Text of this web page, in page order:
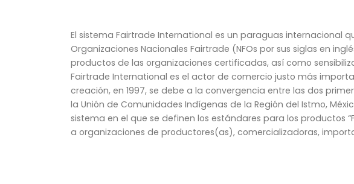
El sistema Fairtrade International es un paraguas internacional
Organizaciones Nacionales Fairtrade (NFOs por sus siglas en
productos de las organizaciones certificadas, así como
Fairtrade International es el actor de comercio justo más
creación, en 1997, se debe a la convergencia entre las dos
la Unión de Comunidades Indígenas de la Región del Istmo,
sistema en el que se definen los estándares para los productos
a organizaciones de productores(as), comercializadoras,